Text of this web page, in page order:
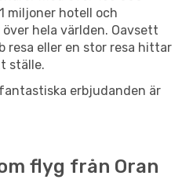
miljoner hotell och
hela världen. Oavsett
resa eller en stor resa hittar
ställe.
erbjudanden är
flyg från Oran